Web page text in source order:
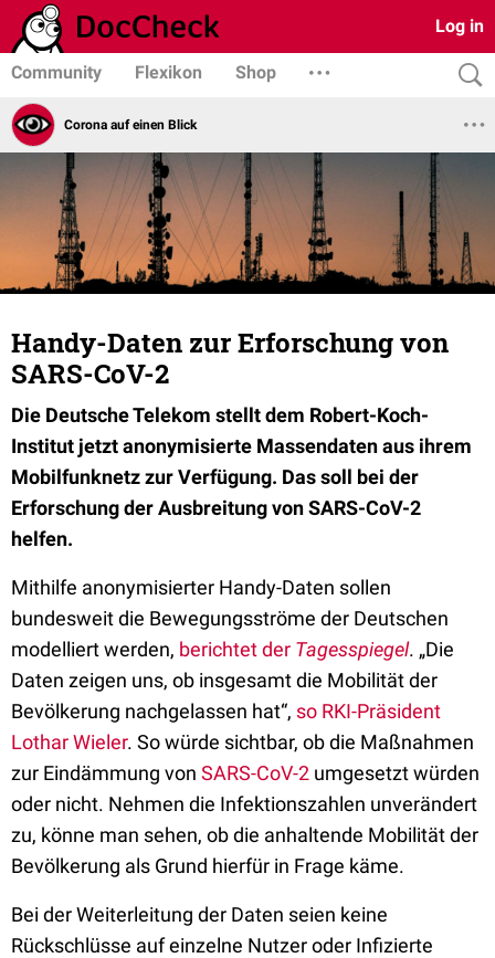
Log in
Community Flexikon Shop
Corona auf einen Blick
Handy-Daten zur Erforschung von
SARS-CoV-2
Die Deutsche Telekom stellt dem Robert-Koch-
Institut jetzt anonymisierte Massendaten aus ihrem
Mobilfunknetz zur Verfügung. Das soll bei der
Erforschung der Ausbreitung von SARS-CoV-2
helfen.
Mithilfe anonymisierter Handy-Daten sollen
bundesweit die Bewegungsströme der Deutschen
modelliert werden, berichtet der Tagesspiegel. „Die
Daten zeigen uns, ob insgesamt die Mobilität der
Bevölkerung nachgelassen hat“, so RKI-Präsident
Lothar Wieler. So würde sichtbar, ob die Maßnahmen
zur Eindämmung von SARS-CoV-2 umgesetzt würden
oder nicht. Nehmen die Infektionszahlen unverändert
zu, könne man sehen, ob die anhaltende Mobilität der
Bevölkerung als Grund hierfür in Frage käme.
Bei der Weiterleitung der Daten seien keine
Rückschlüsse auf einzelne Nutzer oder Infizierte